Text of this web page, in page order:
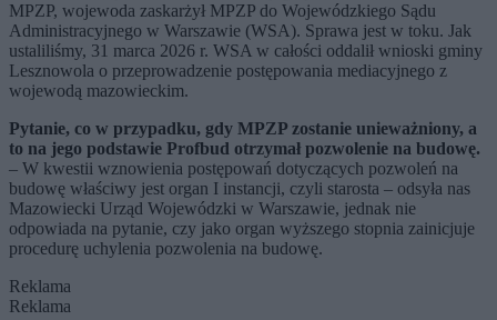
MPZP, wojewoda zaskarżył MPZP do Wojewódzkiego Sądu
Administracyjnego w Warszawie (WSA). Sprawa jest w toku. Jak
ustaliliśmy, 31 marca 2026 r. WSA w całości oddalił wnioski gminy
Lesznowola o przeprowadzenie postępowania mediacyjnego z
wojewodą mazowieckim.
Pytanie, co w przypadku, gdy MPZP zostanie unieważniony, a
to na jego podstawie Profbud otrzymał pozwolenie na budowę.
– W kwestii wznowienia postępowań dotyczących pozwoleń na
budowę właściwy jest organ I instancji, czyli starosta – odsyła nas
Mazowiecki Urząd Wojewódzki w Warszawie, jednak nie
odpowiada na pytanie, czy jako organ wyższego stopnia zainicjuje
procedurę uchylenia pozwolenia na budowę.
Reklama
Reklama